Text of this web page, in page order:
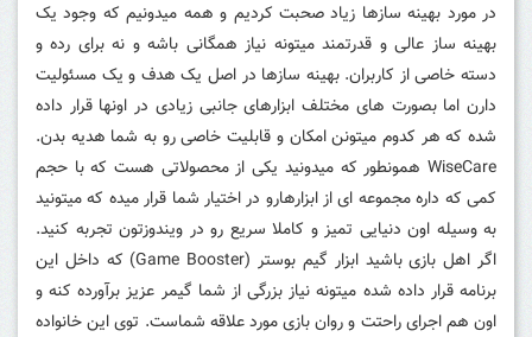
در مورد بهینه سازها زیاد صحبت کردیم و همه میدونیم که وجود یک
بهینه ساز عالی و قدرتمند میتونه نیاز همگانی باشه و نه برای رده و
دسته خاصی از کاربران. بهینه سازها در اصل یک هدف و یک مسئولیت
دارن اما بصورت های مختلف ابزارهای جانبی زیادی در اونها قرار داده
شده که هر کدوم میتونن امکان و قابلیت خاصی رو به شما هدیه بدن.
WiseCare همونطور که میدونید یکی از محصولاتی هست که با حجم
کمی که داره مجموعه ای از ابزارهارو در اختیار شما قرار میده که میتونید
به وسیله اون دنیایی تمیز و کاملا سریع رو در ویندوزتون تجربه کنید.
اگر اهل بازی باشید ابزار گیم بوستر (Game Booster) که داخل این
برنامه قرار داده شده میتونه نیاز بزرگی از شما گیمر عزیز برآورده کنه و
اون هم اجرای راحتت و روان بازی مورد علاقه شماست. توی این خانواده